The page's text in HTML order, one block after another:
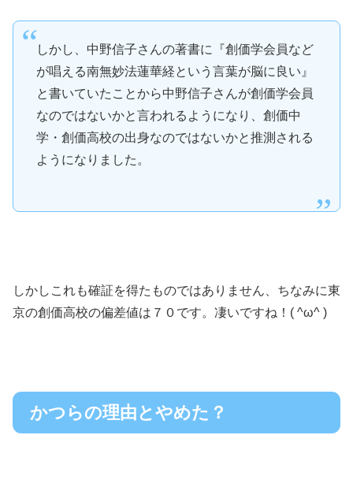
しかし、中野信子さんの著書に『創価学会員など
が唱える南無妙法蓮華経という言葉が脳に良い』
と書いていたことから中野信子さんが創価学会員
なのではないかと言われるようになり、創価中
学・創価高校の出身なのではないかと推測される
ようになりました。
しかしこれも確証を得たものではありません、ちなみに東
京の創価高校の偏差値は７０です。凄いですね！( ^ω^ )
かつらの理由とやめた？